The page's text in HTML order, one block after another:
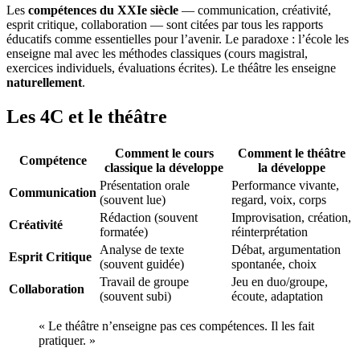
Les compétences du XXIe siècle — communication, créativité,
esprit critique, collaboration — sont citées par tous les rapports
éducatifs comme essentielles pour l’avenir. Le paradoxe : l’école les
enseigne mal avec les méthodes classiques (cours magistral,
exercices individuels, évaluations écrites). Le théâtre les enseigne
naturellement.
Les 4C et le théâtre
Compétence
Comment le cours
classique la développe
Comment le théâtre
la développe
Communication
Présentation orale
(souvent lue)
Performance vivante,
regard, voix, corps
Créativité
Rédaction (souvent
formatée)
Improvisation, création,
réinterprétation
Esprit Critique
Analyse de texte
(souvent guidée)
Débat, argumentation
spontanée, choix
Collaboration
Travail de groupe
(souvent subi)
Jeu en duo/groupe,
écoute, adaptation
« Le théâtre n’enseigne pas ces compétences. Il les fait
pratiquer. »